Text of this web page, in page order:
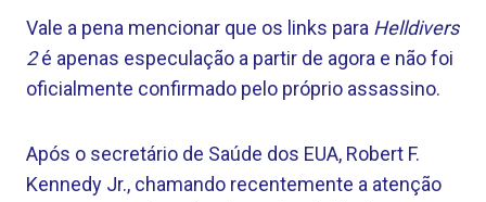
Vale a pena mencionar que os links para Helldivers
2é apenas especulação a partir de agora e não foi
oficialmente confirmado pelo próprio assassino.
Após o secretário de Saúde dos EUA, Robert F.
Kennedy Jr., chamando recentemente a atenção